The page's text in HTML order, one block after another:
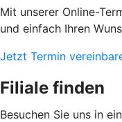
Mit unserer Online-
und einfach Ihren
Jetzt Termin
Filiale finden
Besuchen Sie uns in